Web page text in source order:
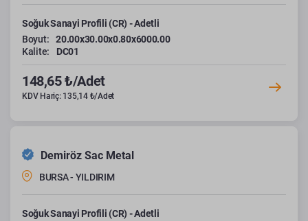
Soğuk Sanayi Profili (CR) - Adetli
Boyut:
20.00x30.00x0.80x6000.00
Kalite:
DC01
148,65 ₺/Adet
KDV Hariç: 135,14 ₺/Adet
Demiröz Sac Metal
BURSA - YILDIRIM
Soğuk Sanayi Profili (CR) - Adetli